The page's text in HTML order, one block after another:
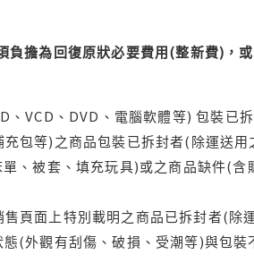
擔為回復原狀必要費用(整新費)，
VCD、DVD、電腦軟體等) 包裝已
包等)之商品包裝已拆封者(除運送用
、被套、填充玩具)或之商品缺件(含
頁面上特別載明之商品已拆封者(除
(外觀有刮傷、破損、受潮等)與包裝